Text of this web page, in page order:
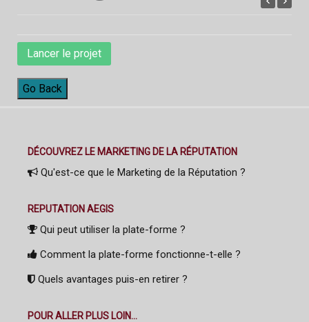
Lancer le projet
Go Back
DÉCOUVREZ LE MARKETING DE LA RÉPUTATION
Qu'est-ce que le Marketing de la Réputation ?
REPUTATION AEGIS
Qui peut utiliser la plate-forme ?
Comment la plate-forme fonctionne-t-elle ?
Quels avantages puis-en retirer ?
POUR ALLER PLUS LOIN...